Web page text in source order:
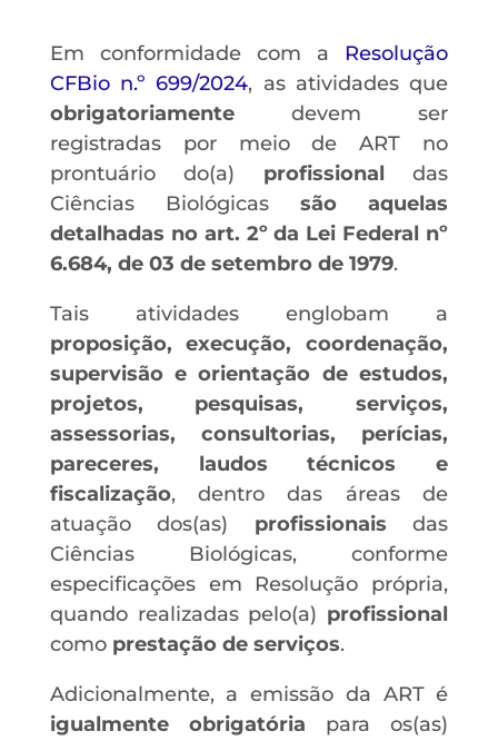
Em conformidade com a Resolução
CFBio n.º 699/2024, as atividades que
obrigatoriamentedevem ser
registradas por meio de ART no
prontuário do(a) profissional das
Ciências Biológicassão aquelas
detalhadas no art. 2º da Lei Federal nº
6.684, de 03 de setembro de 1979.
Tais atividades englobam a
proposição, execução, coordenação,
supervisão e orientação de estudos,
projetos, pesquisas, serviços,
assessorias, consultorias, perícias,
pareceres, laudos técnicos e
fiscalização, dentro das áreas de
atuação dos(as) profissionais das
Ciências Biológicas, conforme
especificações em Resolução própria,
quando realizadas pelo(a) profissional
como prestação de serviços.
Adicionalmente, a emissão da ART é
igualmente obrigatória para os(as)